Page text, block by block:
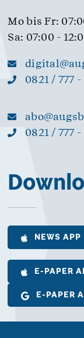
Mo bis Fr:
Sa: 07:00 -
0821 / 777
0821 / 777 -
NEWS APP
E-PAPER
E-PAPER